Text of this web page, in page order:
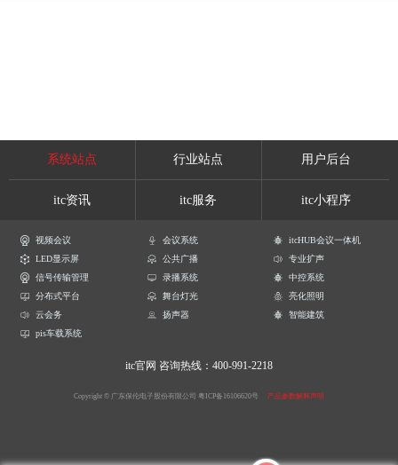
系统站点 行业站点 用户后台
itc资讯 itc服务 itc小程序
视频会议 会议系统
itcHUB会议一体机
LED显示屏
公共广播
专业扩声
信号传输管理
录播系统
中控系统
分布式平台
舞台灯光
亮化照明
云会务
扬声器
智能建筑
pis车载系统
itc官网 咨询热线：400-991-2218
Copyright © 广东保伦电子股份有限公司 粤ICP备16106620号 产品参数解释声明